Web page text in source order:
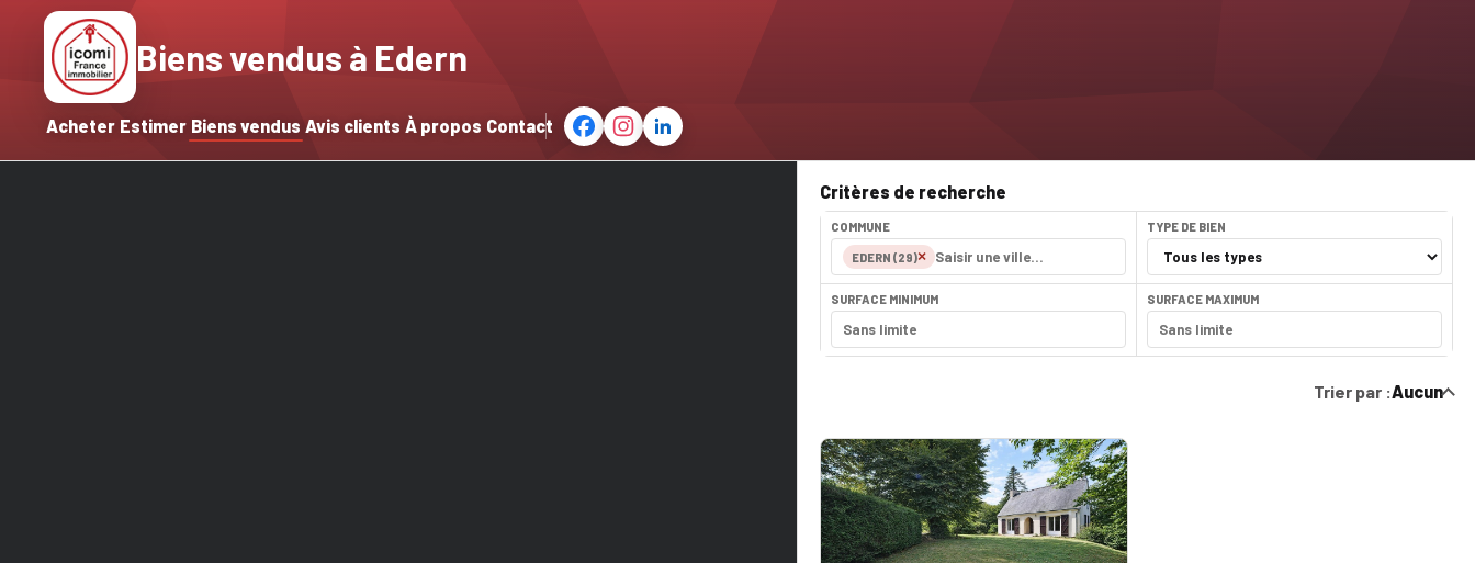
Acheter Estimer Biens vendus Avis clients À propos Contact
Biens vendus à Edern
Critères de recherche
COMMUNE
EDERN (29)×
TYPE DE BIEN
SURFACE MINIMUM SURFACE MAXIMUM
Trier par :Aucun